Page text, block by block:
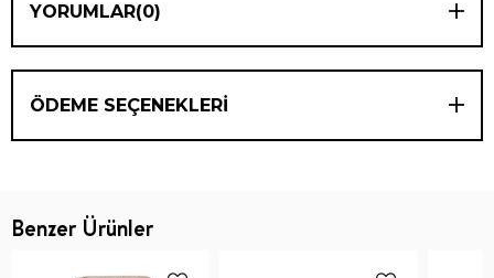
YORUMLAR(0)
ÖDEME SEÇENEKLERI
Benzer Ürünler